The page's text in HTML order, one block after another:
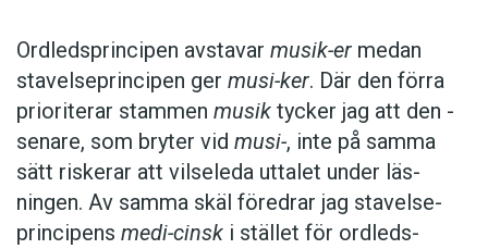
Ordledsprincipen avstavar musik-er medan
stavelseprincipen ger musi-ker. Där den förra
prioriterar stammen musik tycker jag att den ­
senare, som bryter vid musi-, inte på samma
sätt riskerar att vilseleda uttalet under läs­
ningen. Av samma skäl föredrar jag stavelse­
principens medi-cinsk i stället för ordleds­